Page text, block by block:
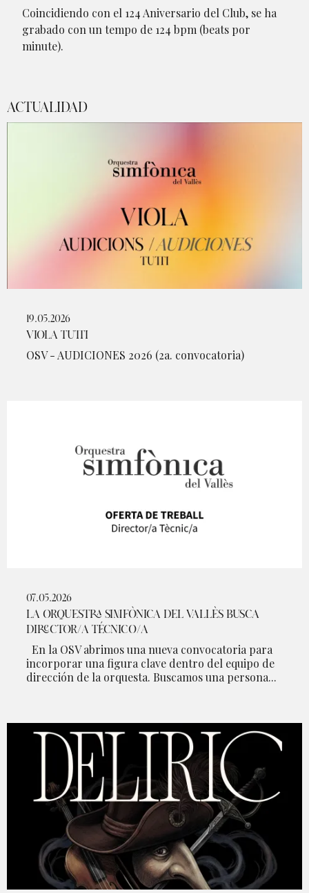
Coincidiendo con el 124 Aniversario del Club, se ha
grabado con un tempo de 124 bpm (beats por
minute).
ACTUALIDAD
19.05.2026
VIOLA TUTTI
OSV - AUDICIONES 2026 (2a. convocatoria)
07.05.2026
LA ORQUESTRA SIMFÒNICA DEL VALLÈS BUSCA
DIRECTOR/A TÉCNICO/A
En la OSV abrimos una nueva convocatoria para
incorporar una figura clave dentro del equipo de
dirección de la orquesta. Buscamos una persona...